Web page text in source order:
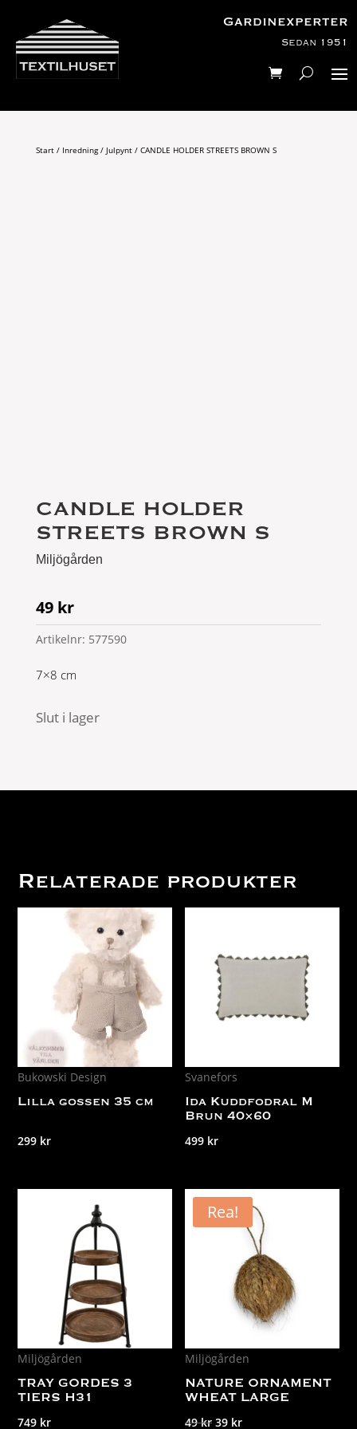
Gardinexperter
Sedan 1951
Start/ Inredning/ Julpynt/ CANDLE HOLDER STREETS BROWN S
CANDLE HOLDER
STREETS BROWN S
Miljögården
49 kr
Artikelnr: 577590
7×8 cm
Slut i lager
Relaterade produkter
Bukowski Design
Lilla gossen 35 cm
299 kr
Svanefors
Ida Kuddfodral M
Brun 40×60
499 kr
Miljögården
TRAY GORDES 3
TIERS H31
749 kr
Rea!
Miljögården
NATURE ORNAMENT
WHEAT LARGE
49kr Det
39 krDet